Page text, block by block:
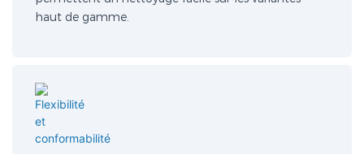
haut de gamme.